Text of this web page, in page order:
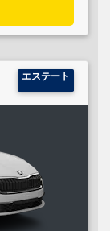
エステート